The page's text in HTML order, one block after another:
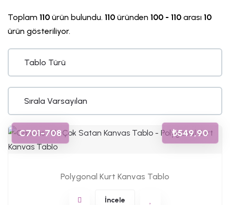
Toplam 110 ürün bulundu. 110 üründen 100 - 110 arası 10
ürün gösteriliyor.
C701-708 ₺549,90
Polygonal Kurt Kanvas Tablo
İncele